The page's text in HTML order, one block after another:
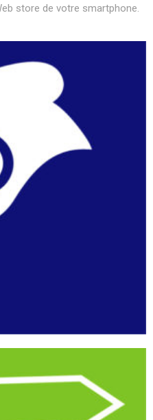
store de votre smartphone.